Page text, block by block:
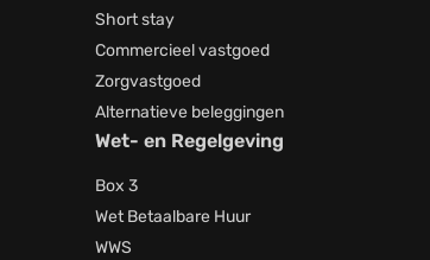
Short stay
Commercieel vastgoed
Zorgvastgoed
Alternatieve beleggingen
Wet- en Regelgeving
Box 3
Wet Betaalbare Huur
WWS